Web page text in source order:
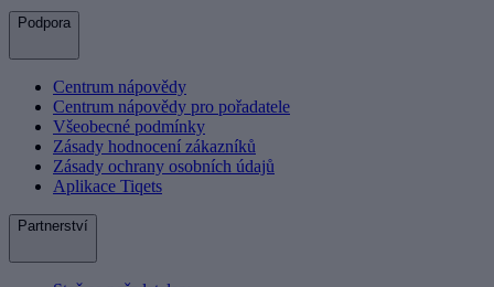
Podpora
Centrum nápovědy
Centrum nápovědy pro pořadatele
Všeobecné podmínky
Zásady hodnocení zákazníků
Zásady ochrany osobních údajů
Aplikace Tiqets
Partnerství